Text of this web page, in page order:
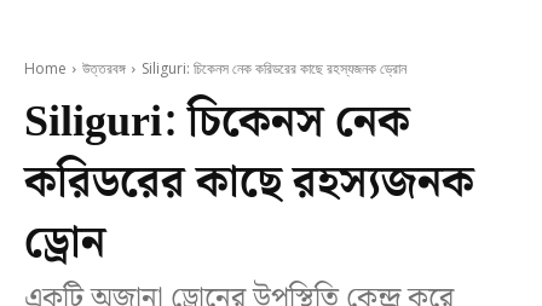
Home উত্তরবঙ্গ Siliguri: চিকেনস নেক করিডরের কাছে রহস্যজনক ড্রোন
Siliguri: চিকেনস নেক
করিডরের কাছে রহস্যজনক
ড্রোন